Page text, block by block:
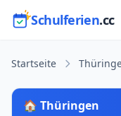
Schulferien.cc
Startseite
🏠 Thüringen